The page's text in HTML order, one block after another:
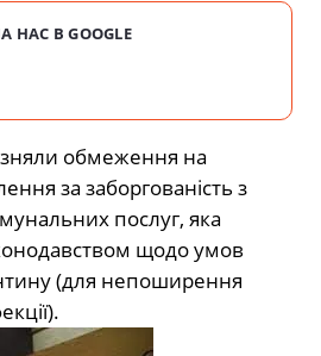
НАС В GOOGLE
зняли обмеження на
за заборгованість з
послуг, яка
щодо умов
(для непоширення